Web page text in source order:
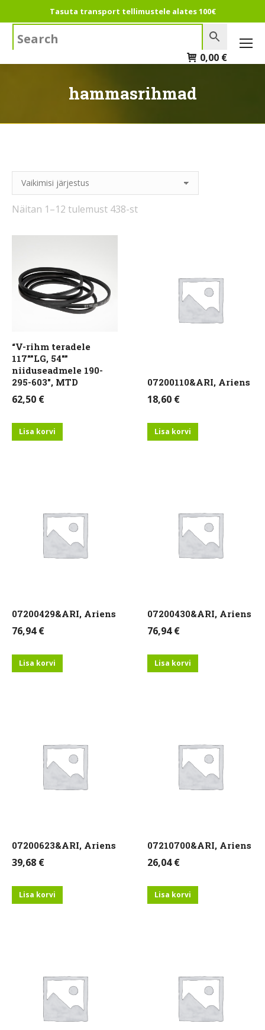
Tasuta transport tellimustele alates 100€
0,00 €
hammasrihmad
Näitan 1–12 tulemust 438-st
“V-rihm teradele
117″”LG, 54″”
niiduseadmele 190-
295-603″, MTD
62,50 €
Lisa korvi
07200110&ARI, Ariens
18,60 €
Lisa korvi
07200429&ARI, Ariens
76,94€
Lisa korvi
07200430&ARI, Ariens
76,94€
Lisa korvi
07200623&ARI, Ariens
39,68 €
Lisa korvi
07210700&ARI, Ariens
26,04€
Lisa korvi